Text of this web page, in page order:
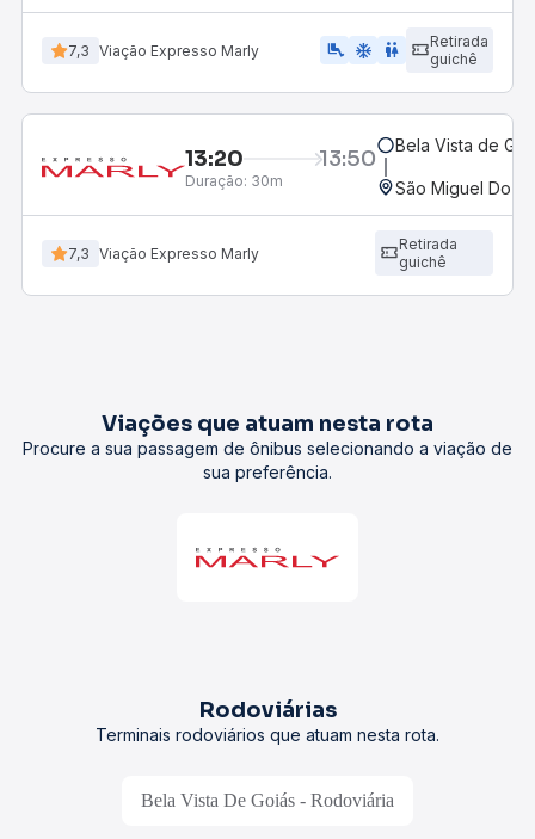
7,3 Viação Expresso Marly airline_seat_legroom_extra ac_unit wc
Retirada
guichê
13:20 13:50
Duração: 30m
Bela Vista de
São Miguel Do
7,3 Viação Expresso Marly
Retirada
guichê
Viações que atuam nesta rota
Procure a sua passagem de ônibus selecionando a viação de
sua preferência.
Rodoviárias
Terminais rodoviários que atuam nesta rota.
Bela Vista De Goiás - Rodoviária